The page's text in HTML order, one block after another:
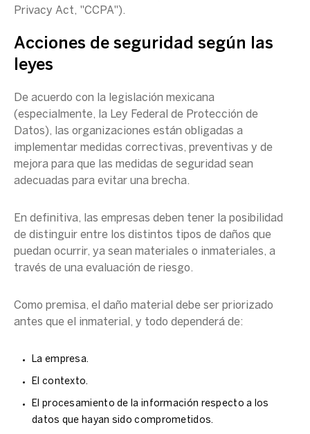
Privacy Act, "CCPA").
Acciones de seguridad según las
leyes
De acuerdo con la legislación mexicana
(especialmente, la Ley Federal de Protección de
Datos ), las organizaciones están obligadas a
implementar medidas correctivas, preventivas y de
mejora para que las medidas de seguridad sean
adecuadas para evitar una brecha.
En definitiva, las empresas deben tener la posibilidad
de distinguir entre los distintos tipos de daños que
puedan ocurrir, ya sean materiales o inmateriales, a
través de una evaluación de riesgo.
Como premisa, el daño material debe ser priorizado
antes que el inmaterial, y todo dependerá de:
La empresa.
El contexto.
El procesamiento de la información respecto a los
datos que hayan sido comprometidos.